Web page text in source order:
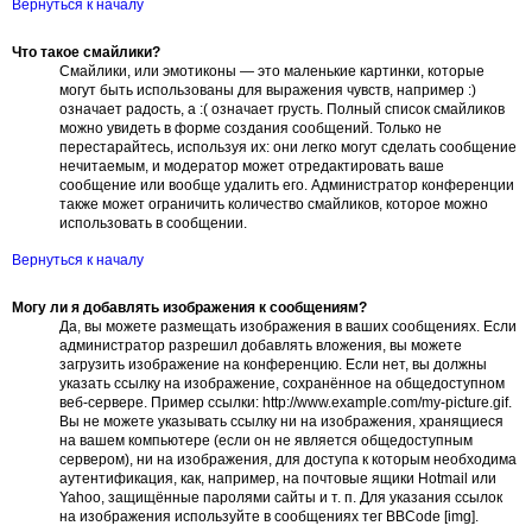
Вернуться к началу
Что такое смайлики?
Смайлики, или эмотиконы — это маленькие картинки, которые
могут быть использованы для выражения чувств, например :)
означает радость, а :( означает грусть. Полный список смайликов
можно увидеть в форме создания сообщений. Только не
перестарайтесь, используя их: они легко могут сделать сообщение
нечитаемым, и модератор может отредактировать ваше
сообщение или вообще удалить его. Администратор конференции
также может ограничить количество смайликов, которое можно
использовать в сообщении.
Вернуться к началу
Могу ли я добавлять изображения к сообщениям?
Да, вы можете размещать изображения в ваших сообщениях. Если
администратор разрешил добавлять вложения, вы можете
загрузить изображение на конференцию. Если нет, вы должны
указать ссылку на изображение, сохранённое на общедоступном
веб-сервере. Пример ссылки: http://www.example.com/my-picture.gif.
Вы не можете указывать ссылку ни на изображения, хранящиеся
на вашем компьютере (если он не является общедоступным
сервером), ни на изображения, для доступа к которым необходима
аутентификация, как, например, на почтовые ящики Hotmail или
Yahoo, защищённые паролями сайты и т. п. Для указания ссылок
на изображения используйте в сообщениях тег BBCode [img].